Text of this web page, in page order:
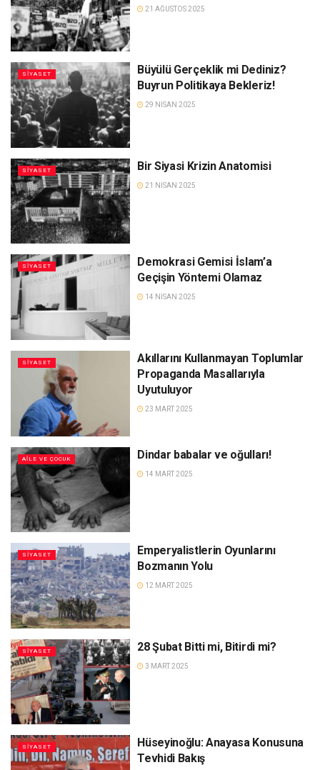
21 AĞUSTOS 2025
SIYASET
Büyülü Gerçeklik mi Dediniz?
Buyrun Politikaya Bekleriz!
29 NISAN 2025
SIYASET Bir Siyasi Krizin Anatomisi
21 NISAN 2025
SIYASET
Demokrasi Gemisi İslam’a
Geçişin Yöntemi Olamaz
14 NISAN 2025
SIYASET
Akıllarını Kullanmayan Toplumlar
Propaganda Masallarıyla
Uyutuluyor
23 MART 2025
AILE VE ÇOCUK Dindar babalar ve oğulları!
14 MART 2025
SIYASET
Emperyalistlerin Oyunlarını
Bozmanın Yolu
12 MART 2025
SIYASET 28 Şubat Bitti mi, Bitirdi mi?
3 MART 2025
SIYASET
Hüseyinoğlu: Anayasa Konusuna
Tevhidi Bakış